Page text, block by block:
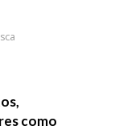
como